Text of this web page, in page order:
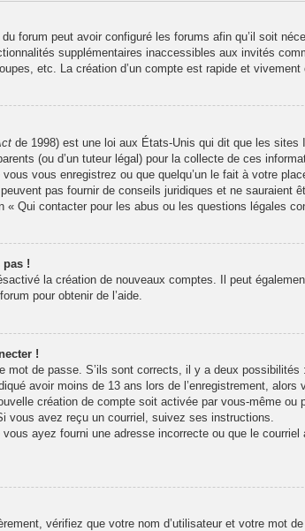
forum peut avoir configuré les forums afin qu’il soit
supplémentaires inaccessibles aux invités
etc. La création d’un compte est rapide et vivement
de 1998) est une loi aux États-Unis qui dit que les sites
(ou d’un tuteur légal) pour la collecte de ces
vous enregistrez ou que quelqu’un le fait à votre
pas fournir de conseils juridiques et ne sauraient
« Qui contacter pour les abus ou les questions légales
pas !
la création de nouveaux comptes. Il peut
pour obtenir de l’aide.
!
mot de passe. S’ils sont corrects, il y a deux possibilités :
avoir moins de 13 ans lors de l’enregistrement,
création de compte soit activée par vous-même
vous avez reçu un courriel, suivez ses instructions.
ayez fourni une adresse incorrecte ou que le
vérifiez que votre nom d’utilisateur et votre mot